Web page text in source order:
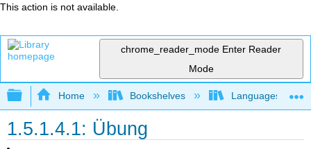
This action is not available.
chrome_reader_mode Enter Reader
Mode
Expand/collapse global hierarchy
Home Bookshelves Languages
1.5.1.4.1: Übung